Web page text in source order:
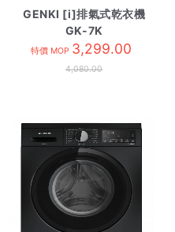
GENKI [i]排氣式乾衣機
GK-7K
特價 MOP 3,299.00
4,080.00